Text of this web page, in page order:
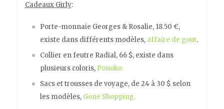
Cadeaux Girly:
Porte-monnaie Georges & Rosalie, 18.50 €,
existe dans différents modèles,affaire de gout.
Collier en feutre Radial, 66 $, existe dans
plusieurs coloris, Ponoko.
Sacs et trousses de voyage, de 24 à 30 $ selon
les modèles, Gone Shopping.